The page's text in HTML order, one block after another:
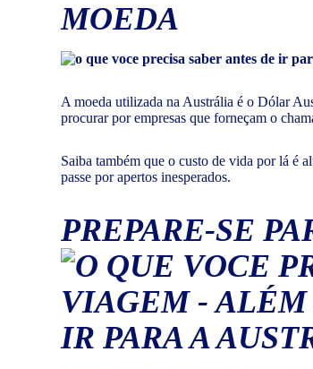
MOEDA
A moeda utilizada na Austrália é o Dólar
procurar por empresas que forneçam o
Saiba também que o custo de vida por lá é
passe por apertos inesperados.
PREPARE-SE